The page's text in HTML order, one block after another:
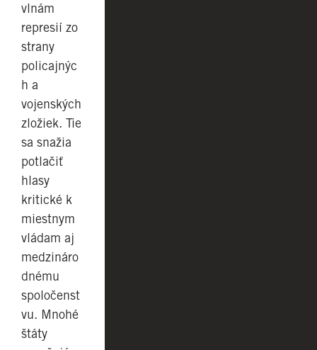
vlnám
represií zo
strany
policajnýc
h a
vojenských
zložiek. Tie
sa snažia
potlačiť
hlasy
kritické k
miestnym
vládam aj
medzináro
dnému
spoločenst
vu. Mnohé
štáty